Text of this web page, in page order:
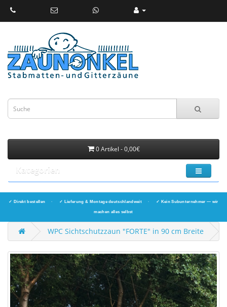
0 Artikel - 0,00€
Kategorien
✓ Direkt bestellen · ✓ Lieferung & Montage deutschlandweit · ✓ Kein Subunternehmer — wir
machen alles selbst
WPC Sichtschutzzaun "FORTE" in 90 cm Breite